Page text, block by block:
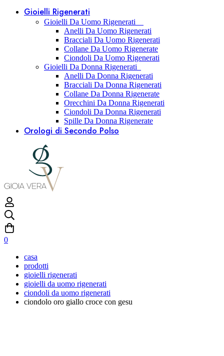
Gioielli Rigenerati
Gioielli Da Uomo Rigenerati
Anelli Da Uomo Rigenerati
Bracciali Da Uomo Rigenerati
Collane Da Uomo Rigenerate
Ciondoli Da Uomo Rigenerati
Gioielli Da Donna Rigenerati
Anelli Da Donna Rigenerati
Bracciali Da Donna Rigenerati
Collane Da Donna Rigenerate
Orecchini Da Donna Rigenerati
Ciondoli Da Donna Rigenerati
Spille Da Donna Rigenerate
Orologi di Secondo Polso
0
casa
prodotti
gioielli rigenerati
gioielli da uomo rigenerati
ciondoli da uomo rigenerati
ciondolo oro giallo croce con gesu